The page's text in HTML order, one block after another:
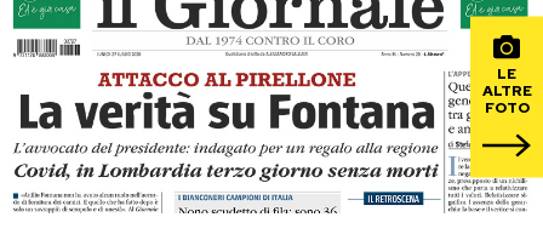
Mondiali calcio 2026
PODCAST
NEWSLETTER
LE
ALTRE
FOTO